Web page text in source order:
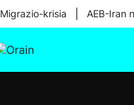
Migrazio-krisia AEB-Iran